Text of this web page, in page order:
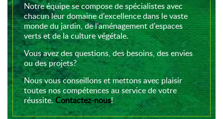
Notre équipe se compose de spécialistes avec
chacun leur domaine d'excellence dans le vaste
monde du jardin, de l'aménagement d'espaces
verts et de la culture végétale.
Vous avez des questions, des besoins, des envies
ou des projets?
Nous vous conseillons et mettons avec plaisir
toutes nos compétences au service de votre
réussite.Contactez-nous!